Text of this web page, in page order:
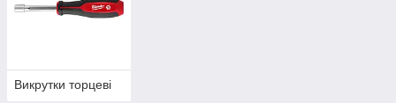
Викрутки торцеві